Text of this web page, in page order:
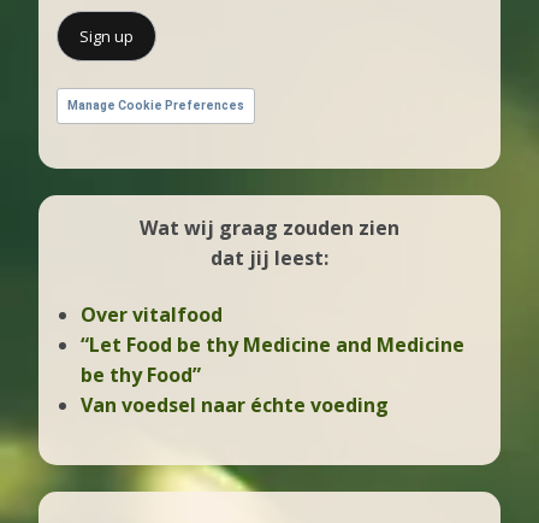
Manage Cookie Preferences
Wat wij graag zouden zien
dat jij leest:
Over vitalfood
“Let Food be thy Medicine and Medicine
be thy Food”
Van voedsel naar échte voeding